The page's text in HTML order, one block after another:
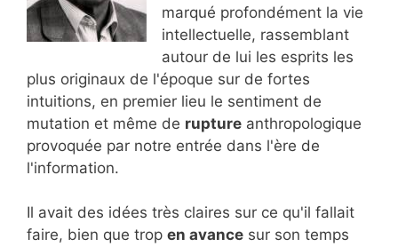
marqué profondément la vie
intellectuelle, rassemblant
autour de lui les esprits les
plus originaux de l'époque sur de fortes
intuitions, en premier lieu le sentiment de
mutation et même de rupture anthropologique
provoquée par notre entrée dans l'ère de
l'information.
Il avait des idées très claires sur ce qu'il fallait
faire, bien que trop en avance sur son temps